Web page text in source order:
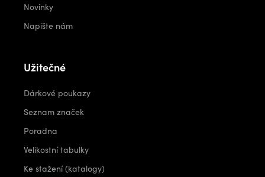
Novinky
Napište nám
Užitečné
Dárkové poukazy
Seznam značek
Poradna
Velikostní tabulky
Ke stažení (katalogy)